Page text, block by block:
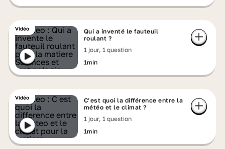
Vidéo
Qui a inventé le fauteuil
roulant ?
1 jour, 1 question
1min
Vidéo
C’est quoi la différence entre la
météo et le climat ?
1 jour, 1 question
1min